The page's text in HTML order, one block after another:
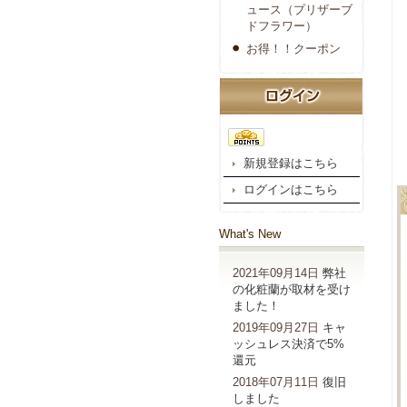
ュース（プリザーブ
ドフラワー）
お得！！クーポン
新規登録はこちら
ログインはこちら
What's New
2021年09月14日 弊社
の化粧蘭が取材を受け
ました！
2019年09月27日 キャ
ッシュレス決済で5%
還元
2018年07月11日 復旧
しました